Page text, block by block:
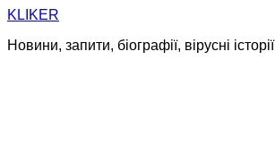
Skip
content
KLIKER
Новини, запити, біографії, вірусні історії